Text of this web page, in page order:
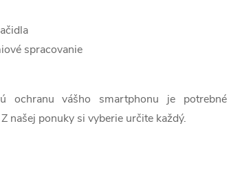
spracovanie
ochranu vášho smartphonu je potrebné
Z našej ponuky si vyberie určite každý.